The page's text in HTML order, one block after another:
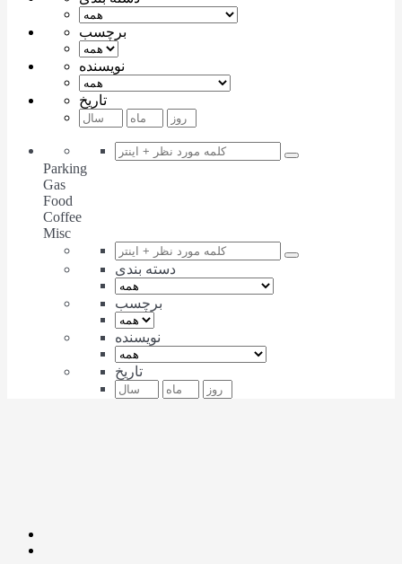
برچسب
نویسنده
تاریخ
Parking
Gas
Food
Coffee
Misc
دسته بندی
برچسب
نویسنده
تاریخ